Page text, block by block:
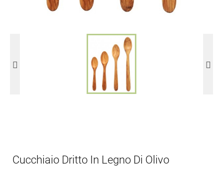
Cucchiaio Dritto In Legno Di Olivo